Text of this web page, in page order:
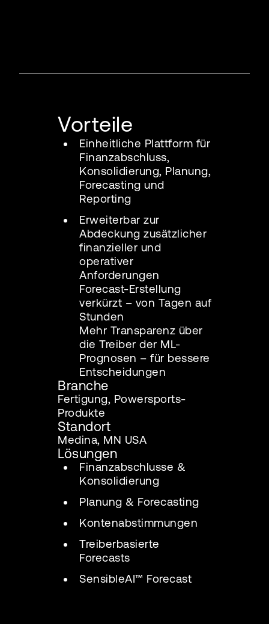
Vorteile
Einheitliche Plattform für
Finanzabschluss,
Konsolidierung, Planung,
Forecasting und
Reporting
Erweiterbar zur
Abdeckung zusätzlicher
finanzieller und
operativer
Anforderungen
Forecast-Erstellung
verkürzt – von Tagen auf
Stunden
Mehr Transparenz über
die Treiber der ML-
Prognosen – für bessere
Entscheidungen
Branche
Fertigung, Powersports-
Produkte
Standort
Medina, MN USA
Lösungen
Finanzabschlusse &
Konsolidierung
Planung & Forecasting
Kontenabstimmungen
Treiberbasierte
Forecasts
SensibleAI™ Forecast